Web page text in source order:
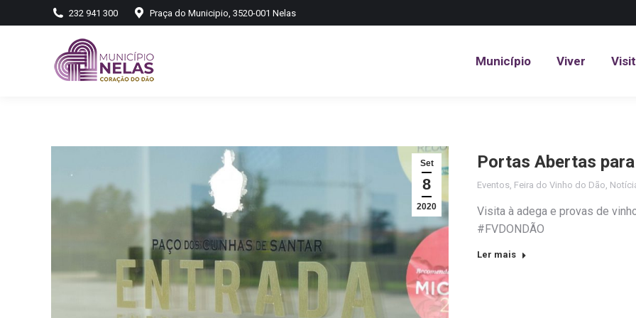
232 941 300 Praça do Municipio, 3520-001 Nelas
Município Viver
Set
8
2020
Portas Abertas
Eventos, Feira do Vinho do Dão,
Visita à adega e provas de
#FVDONDÃO
Ler mais
Município Viver